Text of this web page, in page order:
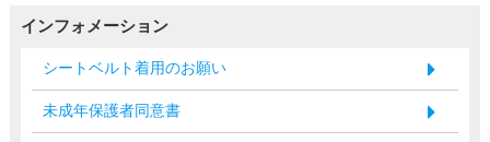
インフォメーション
シートベルト着用のお願い
未成年保護者同意書